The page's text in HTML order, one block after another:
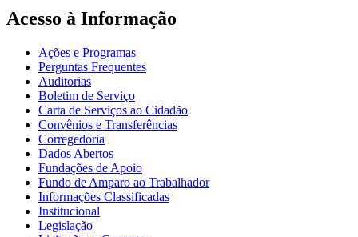
Acesso à Informação
Ações e Programas
Perguntas Frequentes
Auditorias
Boletim de Serviço
Carta de Serviços ao Cidadão
Convênios e Transferências
Corregedoria
Dados Abertos
Fundações de Apoio
Fundo de Amparo ao Trabalhador
Informações Classificadas
Institucional
Legislação